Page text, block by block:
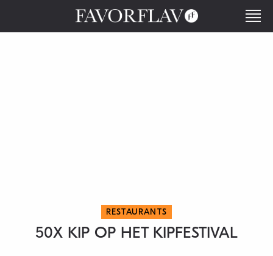
RESTAURANTS
50X KIP OP HET KIPFESTIVAL